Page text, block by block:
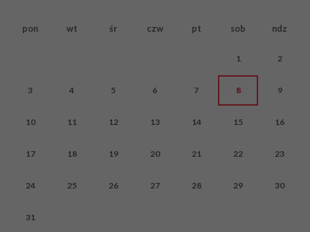
pon wt śr czw pt sob ndz
1 2
3 4 5 6 7 8 9
10 11 12 13 14 15 16
17 18 19 20 21 22 23
24 25 26 27 28 29 30
31